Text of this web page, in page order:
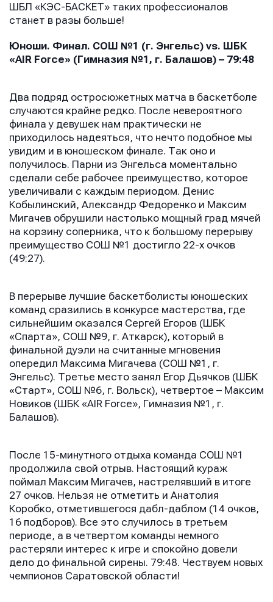
ШБЛ «КЭС-БАСКЕТ» таких профессионалов
станет в разы больше!
Юноши. Финал. СОШ №1 (г. Энгельс) vs. ШБК
«AIR Force» (Гимназия №1, г. Балашов) – 79:48
Два подряд остросюжетных матча в баскетболе
случаются крайне редко. После невероятного
финала у девушек нам практически не
приходилось надеяться, что нечто подобное мы
увидим и в юношеском финале. Так оно и
получилось. Парни из Энгельса моментально
сделали себе рабочее преимущество, которое
увеличивали с каждым периодом. Денис
Кобылинский, Александр Федоренко и Максим
Мигачев обрушили настолько мощный град мячей
на корзину соперника, что к большому перерыву
преимущество СОШ №1 достигло 22-х очков
(49:27).
В перерыве лучшие баскетболисты юношеских
команд сразились в конкурсе мастерства, где
сильнейшим оказался Сергей Егоров (ШБК
«Спарта», СОШ №9, г. Аткарск), который в
финальной дуэли на считанные мгновения
опередил Максима Мигачева (СОШ №1, г.
Энгельс). Третье место занял Егор Дьячков (ШБК
«Старт», СОШ №6, г. Вольск), четвертое – Максим
Новиков (ШБК «AIR Force», Гимназия №1, г.
Балашов).
После 15-минутного отдыха команда СОШ №1
продолжила свой отрыв. Настоящий кураж
поймал Максим Мигачев, настрелявший в итоге
27 очков. Нельзя не отметить и Анатолия
Коробко, отметившегося дабл-даблом (14 очков,
16 подборов). Все это случилось в третьем
периоде, а в четвертом команды немного
растеряли интерес к игре и спокойно довели
дело до финальной сирены. 79:48. Чествуем новых
чемпионов Саратовской области!
Нажимая кнопку “Отправить”, вы соглашаетесь с
условиями обработки персональных данных
Нажимая кнопку “Отправить”, вы соглашаетесь с
условиями обработки персональных данных
Нажимая кнопку “Отправить”, вы соглашаетесь с